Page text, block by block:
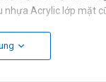
Acrylic lớp mặt